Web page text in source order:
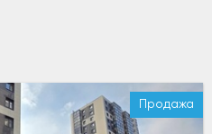
Продажа